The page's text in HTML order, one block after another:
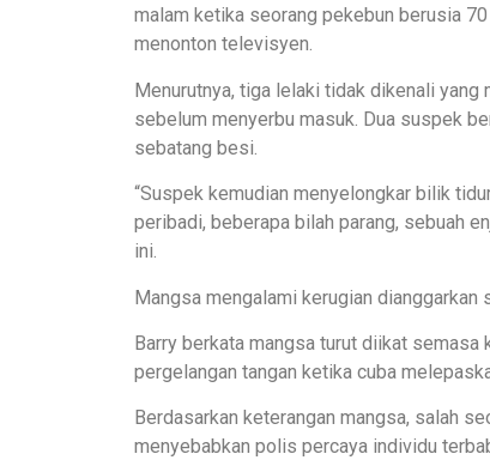
malam ketika seorang pekebun berusia
menonton televisyen.
Menurutnya, tiga lelaki tidak dikenali yang
sebelum menyerbu masuk. Dua suspek
sebatang besi.
“Suspek kemudian menyelongkar bilik
peribadi, beberapa bilah parang, sebuah
ini.
Mangsa mengalami kerugian dianggarkan
Barry berkata mangsa turut diikat
pergelangan tangan ketika cuba
Berdasarkan keterangan mangsa, salah
menyebabkan polis percaya individu